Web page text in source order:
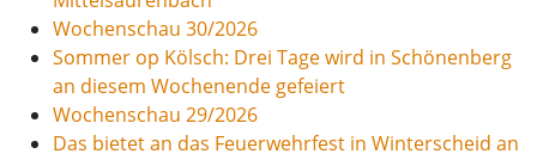
Wochenschau 30/2026
Sommer op Kölsch: Drei Tage wird in Schönenberg
an diesem Wochenende gefeiert
Wochenschau 29/2026
Das bietet an das Feuerwehrfest in Winterscheid an